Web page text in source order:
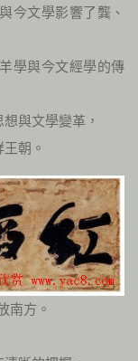
今文學影響了龔、
學與今文經學的傳
與文學變革，
朝。
南方。